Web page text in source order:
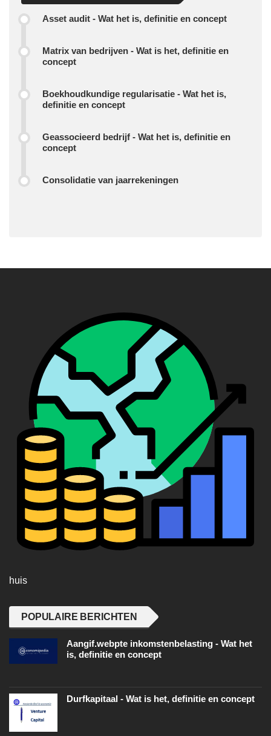
Asset audit - Wat het is, definitie en concept
Matrix van bedrijven - Wat is het, definitie en
concept
Boekhoudkundige regularisatie - Wat het is,
definitie en concept
Geassocieerd bedrijf - Wat het is, definitie en
concept
Consolidatie van jaarrekeningen
huis
POPULAIRE BERICHTEN
Aangif.webpte inkomstenbelasting - Wat het
is, definitie en concept
Durfkapitaal - Wat is het, definitie en concept